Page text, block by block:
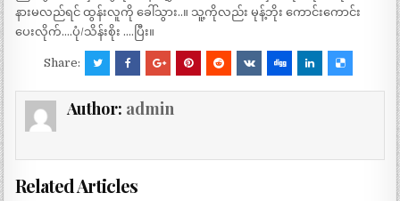
နားမလည်ရင် ထွန်းလူကို ခေါ်သွား..။ သူ့ကိုလည်း မုန့်ဘိုး ကောင်းကောင်း
ပေးလိုက်….ပုံ/သိန်းစိုး ….ပြီး။
Share:
Author: admin
Related Articles